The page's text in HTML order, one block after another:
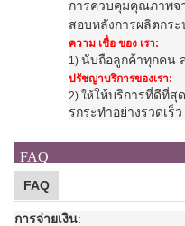
การควบคุมคุณภาพจ
สอบหลังการผลิตกร
ความ เชื่อ ของ เรา:
1) นับถือลูกค้าทุกคน
ปรัชญาบริการของเรา:
2) ให้ให้บริการที่ดีที่สุ
รกระทําอย่างรวดเร็ว
FAQ
FAQ
การจ่ายเงิน: